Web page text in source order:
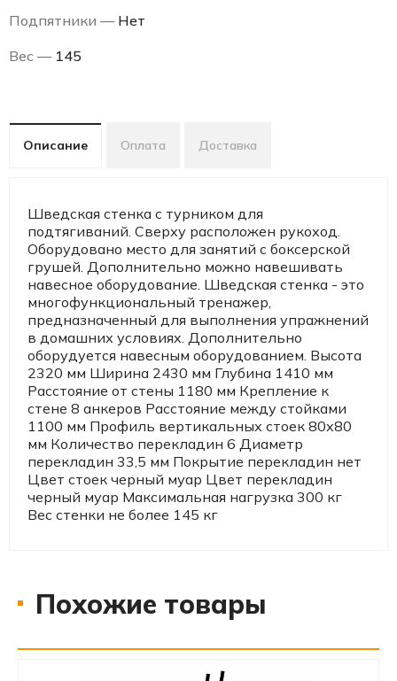
Подпятники — Нет
Вес — 145
Описание Оплата Доставка
Шведская стенка с турником для
подтягиваний. Сверху расположен рукоход.
Оборудовано место для занятий с боксерской
грушей. Дополнительно можно навешивать
навесное оборудование. Шведская стенка - это
многофункциональный тренажер,
предназначенный для выполнения упражнений
в домашних условиях. Дополнительно
оборудуется навесным оборудованием. Высота
2320 мм Ширина 2430 мм Глубина 1410 мм
Расстояние от стены 1180 мм Крепление к
стене 8 анкеров Расстояние между стойками
1100 мм Профиль вертикальных стоек 80х80
мм Количество перекладин 6 Диаметр
перекладин 33,5 мм Покрытие перекладин нет
Цвет стоек черный муар Цвет перекладин
черный муар Максимальная нагрузка 300 кг
Вес стенки не более 145 кг
Похожие товары